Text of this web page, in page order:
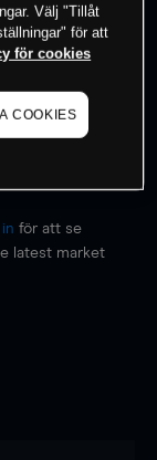
in för att se
latest market
Välj "Tillåt
för att
för cookies
COOKIES